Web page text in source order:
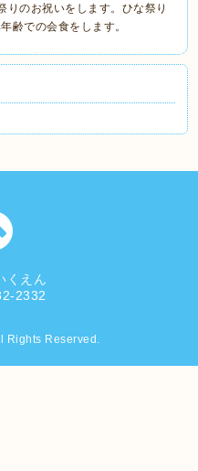
のお祝いをします。ひな祭り
齢での会食をします。
くえん
2332
Rights Reserved.